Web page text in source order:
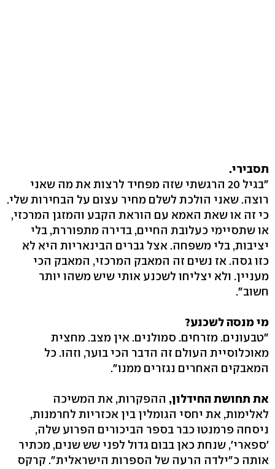
תסבירי.
"בגיל 20 הרגשתי שזה מפחיד לרצות את מה שאני
רוצה. שאני הולכת לשלם מחיר עצום על הבחירות שלי.
כי זה או שאת האמא עם הוראת הקבע והמזגן המרכזי,
או שתסיימי כעלובת החיים, בדירה מתפוררת, בלי
יציבות, בלי משפחה. אצל גברים הבינאריות היא לא
כזו גסה. אז נשים זה המאבק המרכזי, המאבק הכי
מעניין. ולא יצליחו לשכנע אותי שיש משהו יותר
חשוב".
מי מנסה לשכנע?
"טבעונים. מזרחים. סמולנים. אין מצב. מחצית
מאוכלוסיית העולם זה הדבר הכי בוער, וזהו. כל
המאבקים האחרים נגזרים ממנו".
את תחושת החידלון, ההפקרות, את המשיכה
לאלימות, את יחסי הגומלין בין אכזריות לחרמנות,
ניסחה פרמנטו כבר בספר הביכורים הפרוע שלה,
'ספארי', שנחת כאן בבום גדול לפני שש שנים, מכתיר
אותה כ"ילדה הרעה של הספרות הישראלית". קרקס